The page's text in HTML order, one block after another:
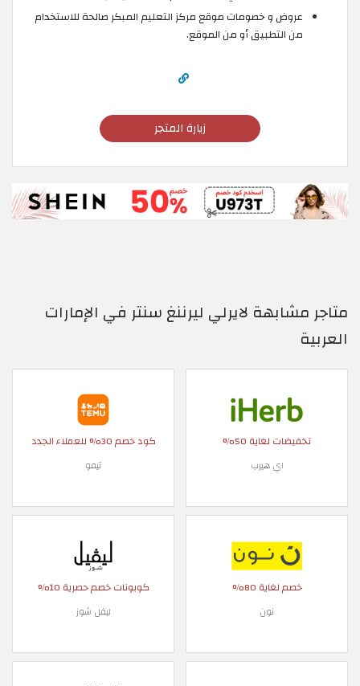
عروض و خصومات موقع مركز التعليم المبكر صالحة للاستخدام
من التطبيق أو من الموقع.
زيارة المتجر
متاجر مشابهة لايرلي ليرننغ سنتر في الإمارات
العربية
تخفيضات لغاية 50%
اي هيرب
كود خصم 30% للعملاء الجدد
تيمو
خصم لغاية 80%
نون
كوبونات خصم حصرية 10%
ليفل شوز